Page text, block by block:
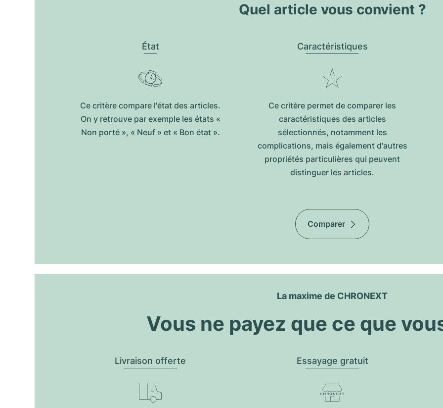
Quel article vous convient ?
État
Ce critère compare l'état des articles.
On y retrouve par exemple les états «
Non porté », « Neuf » et « Bon état ».
Caractéristiques
Ce critère permet de comparer les
caractéristiques des articles
sélectionnés, notamment les
complications, mais également d'autres
propriétés particulières qui peuvent
distinguer les articles.
Comparer
La maxime de CHRONEXT
Vous ne payez que ce que
Livraison offerte Essayage gratuit